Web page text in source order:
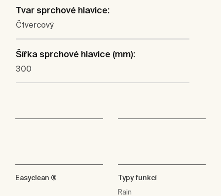
Tvar sprchové hlavice:
Čtvercový
Šířka sprchové hlavice (mm):
300
Easyclean ®
Typy funkcí
Rain